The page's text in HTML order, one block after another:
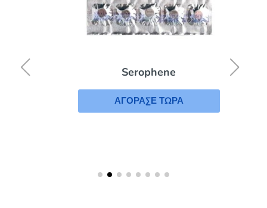
Serophene
ΑΓΟΡΑΣΕ ΤΩΡΑ